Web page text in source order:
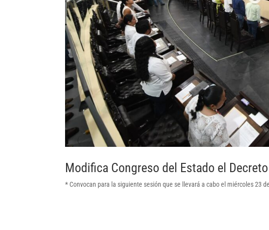
Modifica Congreso del Estado el
* Convocan para la siguiente sesión que se llevará a cabo el miércoles 23